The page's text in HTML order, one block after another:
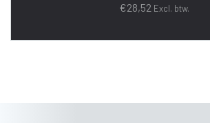
€28,52 Excl. btw.